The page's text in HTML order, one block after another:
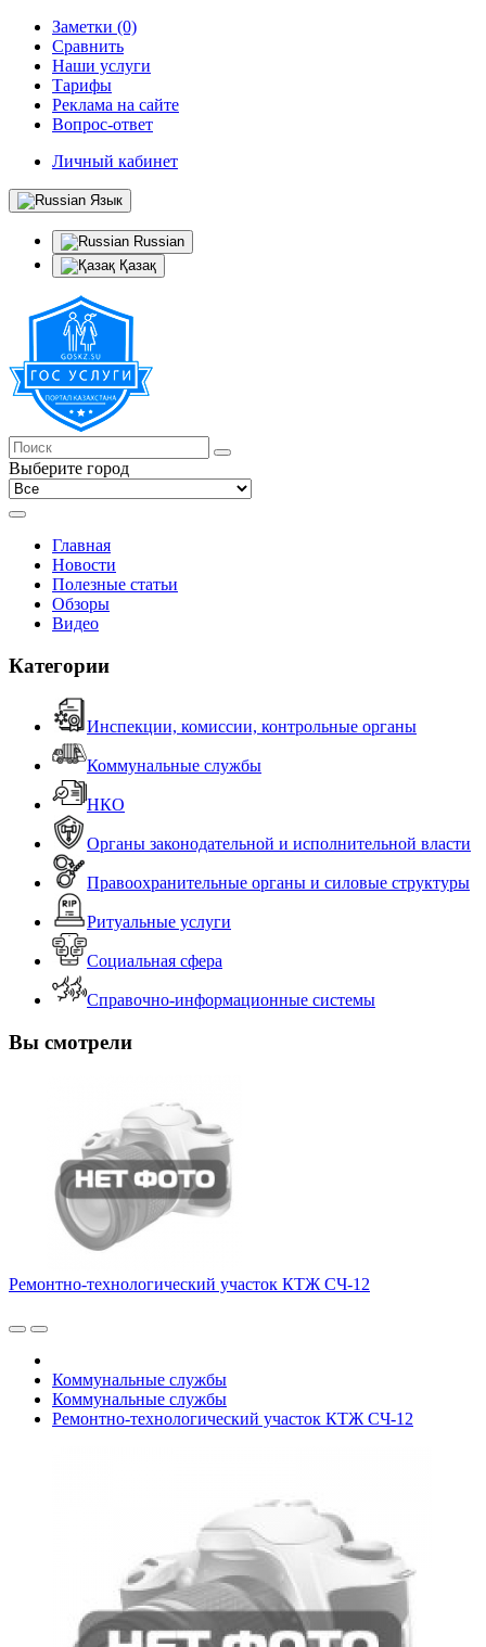
Заметки (0)
Сравнить
Наши услуги
Тарифы
Реклама на сайте
Вопрос-ответ
Личный кабинет
Язык
Russian
Қазақ
Выберите город
Главная
Новости
Полезные статьи
Обзоры
Видео
Категории
Инспекции, комиссии, контрольные органы
Коммунальные службы
НКО
Органы законодательной и исполнительной власти
Правоохранительные органы и силовые структуры
Ритуальные услуги
Социальная сфера
Справочно-информационные системы
Вы смотрели
Ремонтно-технологический участок КТЖ СЧ-12
Коммунальные службы
Коммунальные службы
Ремонтно-технологический участок КТЖ СЧ-12